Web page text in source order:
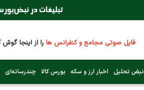
فایل صوتی مجامع و کنفرانس هارا از اینجا گوش کنید
عرضه اولیه بعدی کدام نماد است؟ (کلیک کنید)
نبض تحلیل اخبار ارز و سکه بورس کالا چندرسانه‌ای